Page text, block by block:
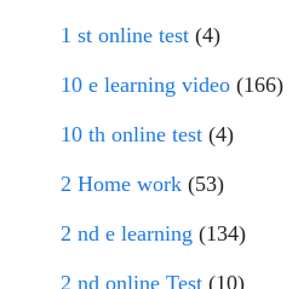
1 st online test (4)
10 e learning video (166)
10 th online test (4)
2 Home work (53)
2 nd e learning (134)
2 nd online Test (10)